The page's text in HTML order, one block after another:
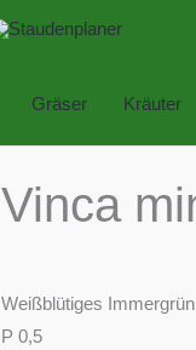
Gräser Kräuter
Vinca
Weißblütiges Immergrün
P 0,5